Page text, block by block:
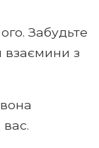
Забудьте
взаємини з